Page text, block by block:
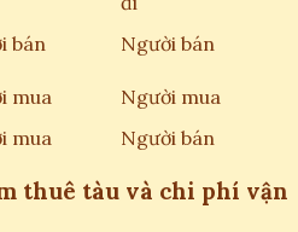
bán
Người bán
mua
Người mua
mua Người bán
thuê tàu và chi phí vận